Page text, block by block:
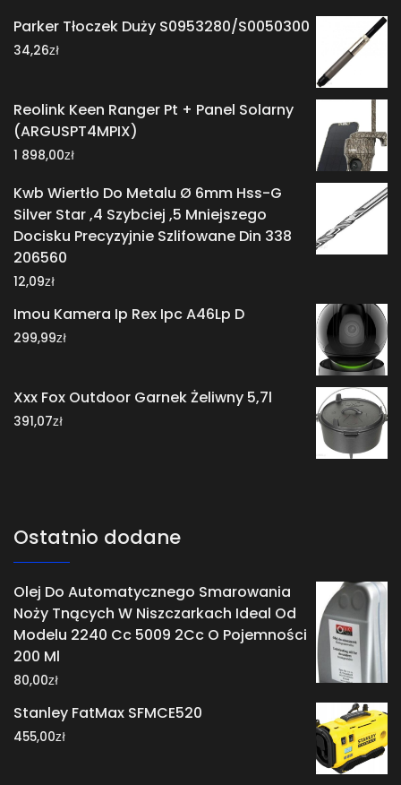
Parker Tłoczek Duży S0953280/S0050300
34,26zł
Reolink Keen Ranger Pt + Panel Solarny
(ARGUSPT4MPIX)
1 898,00zł
Kwb Wiertło Do Metalu Ø 6mm Hss-G
Silver Star ,4 Szybciej ,5 Mniejszego
Docisku Precyzyjnie Szlifowane Din 338
206560
12,09zł
Imou Kamera Ip Rex Ipc A46Lp D
299,99zł
Xxx Fox Outdoor Garnek Żeliwny 5,7l
391,07zł
Ostatnio dodane
Olej Do Automatycznego Smarowania
Noży Tnących W Niszczarkach Ideal Od
Modelu 2240 Cc 5009 2Cc O Pojemności
200 Ml
80,00zł
Stanley FatMax SFMCE520
455,00zł